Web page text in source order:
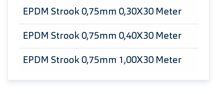
EPDM Strook 0,75mm 0,30X30 Meter
EPDM Strook 0,75mm 0,40X30 Meter
EPDM Strook 0,75mm 1,00X30 Meter